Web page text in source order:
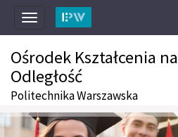
Toggle
navigation
Ośrodek Kształcenia na
Odległość
Politechnika Warszawska